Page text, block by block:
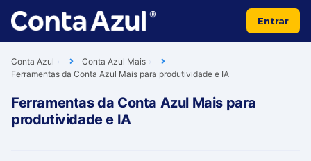
Entrar
Conta Azul
Conta Azul Mais
Ferramentas da Conta Azul Mais para produtividade e IA
Ferramentas da Conta Azul Mais para
produtividade e IA